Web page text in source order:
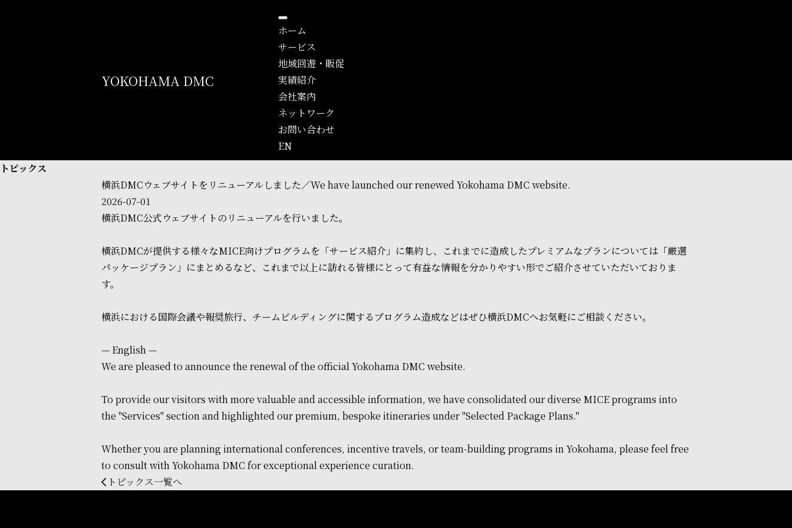
YOKOHAMA DMC
ホーム
サービス
地域回遊・販促
実績紹介
会社案内
ネットワーク
お問い合わせ
EN
トピックス
横浜DMCウェブサイトをリニューアルしました／We have launched our renewed Yokohama DMC website.
2026-07-01
横浜DMC公式ウェブサイトのリニューアルを行いました。
横浜DMCが提供する様々なMICE向けプログラムを「サービス紹介」に集約し、これまでに造成したプレミアムなプランについては「厳選
パッケージプラン」にまとめるなど、これまで以上に訪れる皆様にとって有益な情報を分かりやすい形でご紹介させていただいておりま
す。
横浜における国際会議や報奨旅行、チームビルディングに関するプログラム造成などはぜひ横浜DMCへお気軽にご相談ください。
— English —
We are pleased to announce the renewal of the official Yokohama DMC website.
To provide our visitors with more valuable and accessible information, we have consolidated our diverse MICE programs into
the "Services" section and highlighted our premium, bespoke itineraries under "Selected Package Plans."
Whether you are planning international conferences, incentive travels, or team-building programs in Yokohama, please feel free
to consult with Yokohama DMC for exceptional experience curation.
トピックス一覧へ